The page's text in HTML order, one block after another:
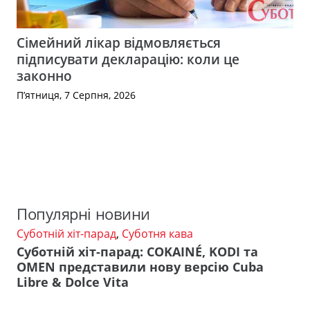
Сімейний лікар відмовляється
підписувати декларацію: коли це
законно
П’ятниця, 7 Серпня, 2026
Популярні новини
Суботній хіт-парад, Суботня кава
Суботній хіт-парад: COKAINÉ, KODI та
OMEN представили нову версію Cuba
Libre & Dolce Vita